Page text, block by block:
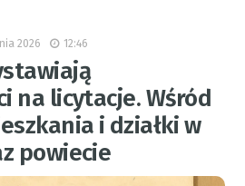
2026 12:46
na licytacje. Wśród
i działki w
powiecie